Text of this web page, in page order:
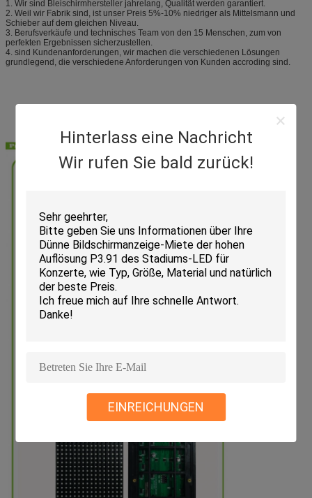
Hinterlass eine Nachricht
Wir rufen Sie bald zurück!
EINREICHUNGEN
1. Wir sind Bleischirmhersteller jahrelang, Qualität werden garantiert.
2. Weil wir Fabrik sind, ist unser Preis 5%-10% niedriger als Mittelsmann und
Schieber auf dem gleichen Niveau.
3. Berufsverkäufe und technisches Team von den 15 Menschen, zum von
perfekten Ergebnissen sicherzustellen.
4. sind Kundenanforderungen, wir machen die verschiedenen Lösungen
grundlegend, die verschiedene Anforderungen von Kunden accroding sind.